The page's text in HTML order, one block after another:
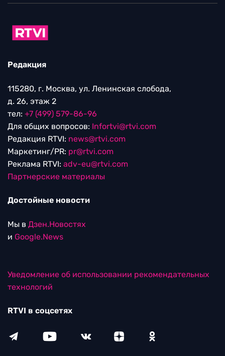
Редакция
115280, г. Москва, ул. Ленинская слобода,
д. 26, этаж 2
тел: +7 (499) 579-86-96
Для общих вопросов: Infortvi@rtvi.com
Редакция RTVI: news@rtvi.com
Маркетинг/PR: pr@rtvi.com
Реклама RTVI: adv-eu@rtvi.com
Партнерские материалы
Достойные новости
Мы в Дзен.Новостях
и Google.News
Уведомление об использовании рекомендательных
технологий
RTVI в соцсетях